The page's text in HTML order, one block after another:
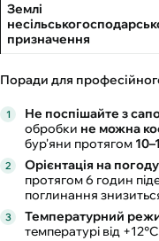
Землі
призначення
Поради для
Не поспішайте з
обробки не можна
бур'яни протягом
Орієнтація на
протягом 6 годин
поглинання
Температурний
температурі від